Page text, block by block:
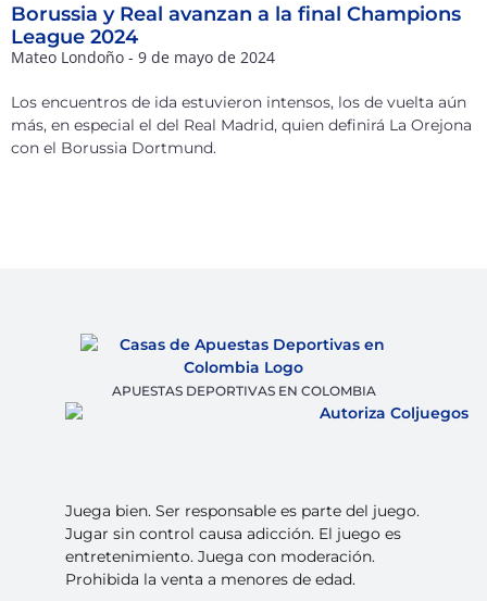
Borussia y Real avanzan a la final Champions
League 2024
Mateo Londoño 9 de mayo de 2024
Los encuentros de ida estuvieron intensos, los de vuelta aún
más, en especial el del Real Madrid, quien definirá La Orejona
con el Borussia Dortmund.
APUESTAS DEPORTIVAS EN COLOMBIA
Juega bien. Ser responsable es parte del juego.
Jugar sin control causa adicción. El juego es
entretenimiento. Juega con moderación.
Prohibida la venta a menores de edad.